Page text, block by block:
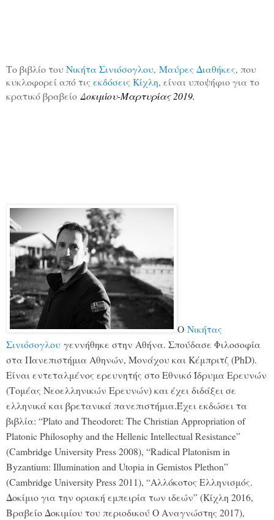
Το βιβλίο του Νικήτα Σινιόσογλου, Μαύρες Διαθήκες, που
κυκλοφορεί από τις εκδόσεις Κίχλη, είναι υποψήφιο για το
κρατικό βραβείο Δοκιμίου-Μαρτυρίας 2019.
Ο Νικήτας
Σινιόσογλου γεννήθηκε στην Αθήνα. Σπούδασε Φιλοσοφία
στα Πανεπιστήμια Αθηνών, Μονάχου και Κέμπριτζ (PhD).
Είναι εντεταλμένος ερευνητής στο Εθνικό Ίδρυμα Ερευνών
(Τομέας Νεοελληνικών Ερευνών) και έχει διδάξει σε
ελληνικά και βρετανικά πανεπιστήμια.Έχει εκδώσει τα
βιβλία: “Plato and Theodoret: The Christian Appropriation of
Platonic Philosophy and the Hellenic Intellectual Resistance”
(Cambridge University Press 2008), “Radical Platonism in
Byzantium: Illumination and Utopia in Gemistos Plethon”
(Cambridge University Press 2011), “Αλλόκοτος Ελληνισμός.
Δοκίμιο για την οριακή εμπειρία των ιδεών” (Κίχλη 2016,
Βραβείο Δοκιμίου του περιοδικού Ο Αναγνώστης 2017),